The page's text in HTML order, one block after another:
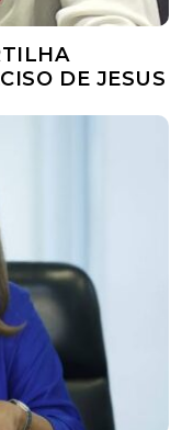
DE JESUS